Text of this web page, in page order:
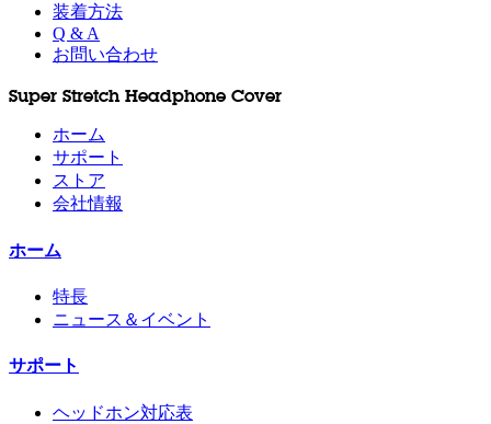
装着方法
Q & A
お問い合わせ
Super Stretch Headphone Cover
ホーム
サポート
ストア
会社情報
ホーム
特長
ニュース＆イベント
サポート
ヘッドホン対応表